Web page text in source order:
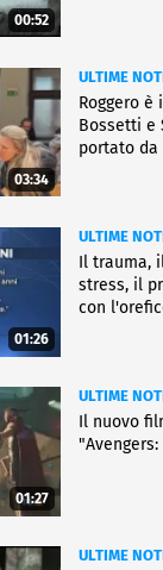
00:52
03:34
ULTIME
Roggero è
Bossetti e
portato da
01:26
ULTIME
Il trauma,
stress, il
con
01:27
ULTIME
Il nuovo
ULTIME